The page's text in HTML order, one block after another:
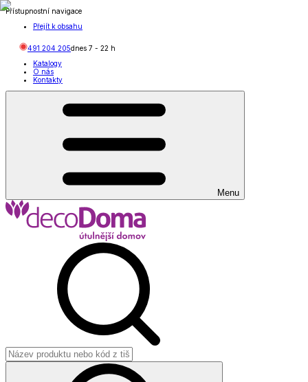
Přístupnostní navigace
Přejít k obsahu
491 204 205dnes 7 - 22 h
Katalogy
O nás
Kontakty
Menu